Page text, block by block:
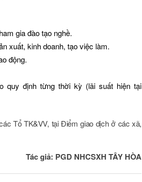
gia đào tạo nghề.
xuất, kinh doanh, tạo việc làm.
động.
quy định từng thời kỳ (lãi suất hiện tại
Tổ TK&VV, tại Điểm giao dịch ở các xã,
Tác giả: PGD NHCSXH TÂY HÒA